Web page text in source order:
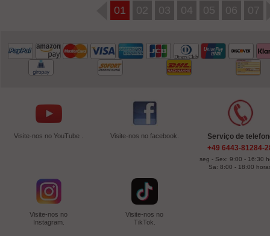
01 02 03 04 05 06 07
Visite-nos no YouTube . Visite-nos no facebook.
Visite-nos no
Instagram.
Visite-nos no
TikTok.
Serviço de
+49 6443-81284-
seg - Sex: 9:00 - 16:30
Sa: 8:00 - 18:00